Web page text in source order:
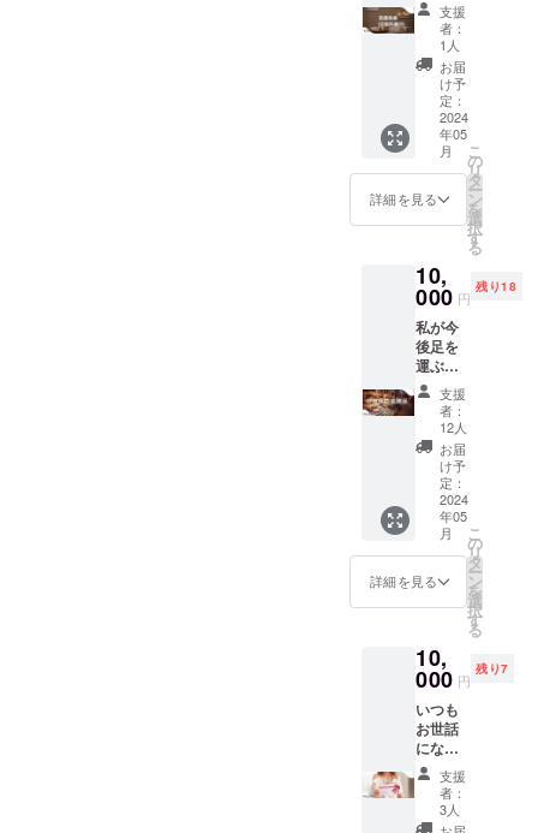
から公
式LINE
の友達
追加を
お願い
しま
す。
（クー
ポンを
ていた
だくの
しま
す。）
マル
シェで
なく訪
問の場
合別途
交通費
や宿泊
費をを
いただ
く可能
性もご
ざいま
す。 施
一度コ
ンタク
になり
ます。
前売り
券の有
効期限
（2024
年5月〜
2027年
5月）ま
循環を
促進。
本来の
美しさ
を引き
出す幸
循環に
つなげ
ます。
ご提示
いただ
は、公
式LINE
から送
らせて
頂きま
す。
（2024
年5月順
次お届
け） ー
注意
点ー ご
支援後
メール
から公
式LINE
の友達
す。
（クー
送らせ
ていた
だくの
で必ず
お願い
しま
くみ・
冷え
性・肩
こり・
腰痛・
膝痛・
頭痛・
生理痛
などの
不定愁
訴へア
プロー
身体の
バラン
スを整
え、血
液やリ
ンパの
循環を
促進。
本来の
美しさ
を引き
出す幸
循環に
つなげ
ます。
ご提示
いただ
は、公
式LINE
から送
らせて
頂きま
す。
（2024
年5月順
次お届
支援
者：
1人
お届
け予
定：
2024
年05
月
詳細を見る
こ
の
リ
タ
ー
ン
を
選
択
す
る
10,
000 円
残り18
私が今
後足を
運ぶマ
ルシェ
県の地
域名物
品を 小
さな箱
に詰め
込んで
提供さ
せて頂
きます(*
´╰╯`๓)
♬ （発
送は
5月以
降、マ
ルシェ
参加時
に足を
運んだ
地域の
有名な
物をご
支援い
支援
者：
12人
お届
け予
定：
2024
年05
月
詳細を見る
こ
の
リ
タ
ー
ン
を
選
択
す
る
10,
000 円
残り7
いつも
お世話
になっ
ている
あの人
に、こ
の機会
支援
者：
3人